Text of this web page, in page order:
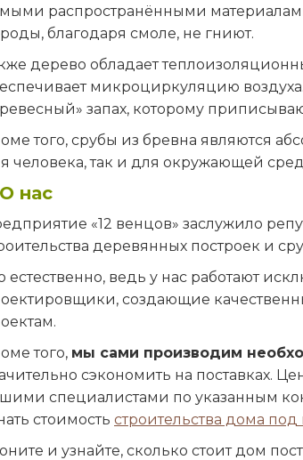
распространёнными
благодаря смоле, не гниют.
дерево обладает
микроциркуляцию
запах, которому
того, срубы из бревна являются
человека, так и для окружающей
О нас
«12 венцов» заслужило
деревянных построек и
естественно, ведь у нас работают
создающие
того, мы сами производим
сэкономить на поставках.
специалистами по указанным
стоимость строительства дома под
и узнайте, сколько стоит дом